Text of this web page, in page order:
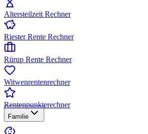
Altersteilzeit Rechner
Riester Rente Rechner
Rürup Rente Rechner
Witwenrentenrechner
Rentenpunkterechner
Familie